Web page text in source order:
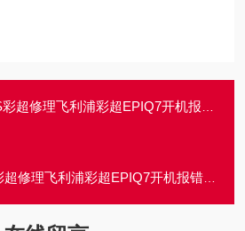
修理飞利浦彩超EPIQ7开机报错005常见故障维修
理飞利浦彩超EPIQ7开机报错200常见故障维修